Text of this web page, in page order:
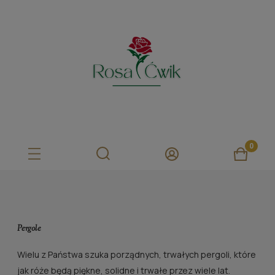
Pergole
Wielu z Państwa szuka porządnych, trwałych pergoli, które
jak róże będą piękne, solidne i trwałe przez wiele lat.